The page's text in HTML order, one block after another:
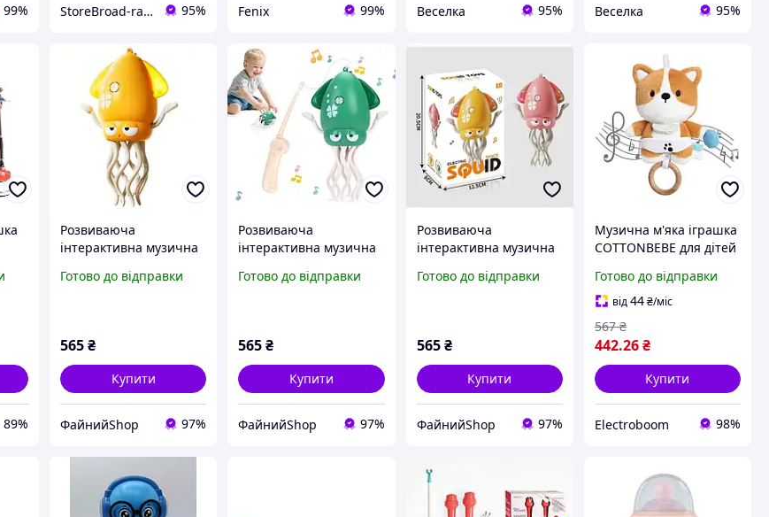
99% StoreBroad-range 95% Fenix 99% Веселка 95% Веселка 95%
89%
Розвиваюча
інтерактивна музична
Squid восьминіг
Готово до відправки
565₴
Купити
ФайнийShop 97%
Розвиваюча
інтерактивна музична
Squid восьминіг
Готово до відправки
565₴
Купити
ФайнийShop 97%
Розвиваюча
інтерактивна музична
Squid восьминіг
Готово до відправки
565 ₴
Купити
ФайнийShop 97%
Музична м'яка іграшка
COTTONBEBE для дітей
Готово до відправки
від44₴/міс
442.26₴
567 ₴
Купити
Electroboom 98%